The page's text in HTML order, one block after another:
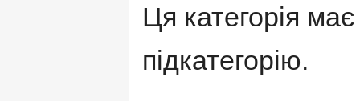
Ця категорія має
підкатегорію.